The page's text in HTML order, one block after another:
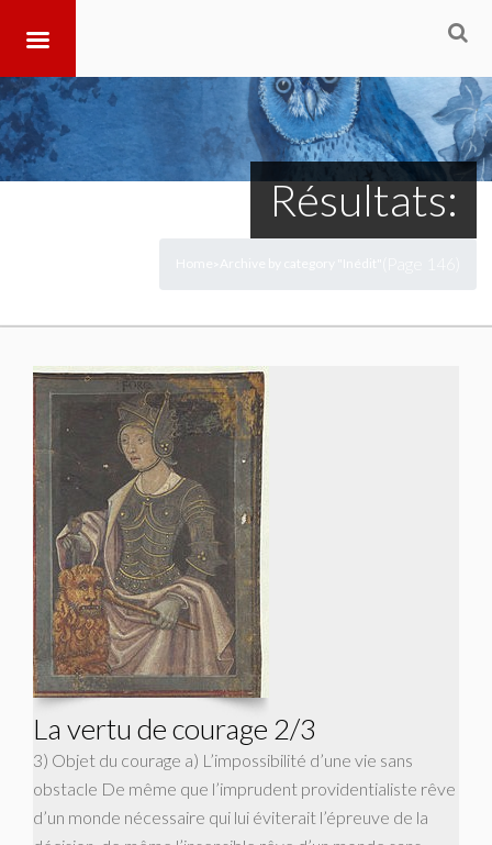
Résultats:
La vertu de courage 2/3
3) Objet du courage a) L’impossibilité d’une vie sans
obstacle De même que l’imprudent providentialiste rêve
d’un monde nécessaire qui lui éviterait l’épreuve de la